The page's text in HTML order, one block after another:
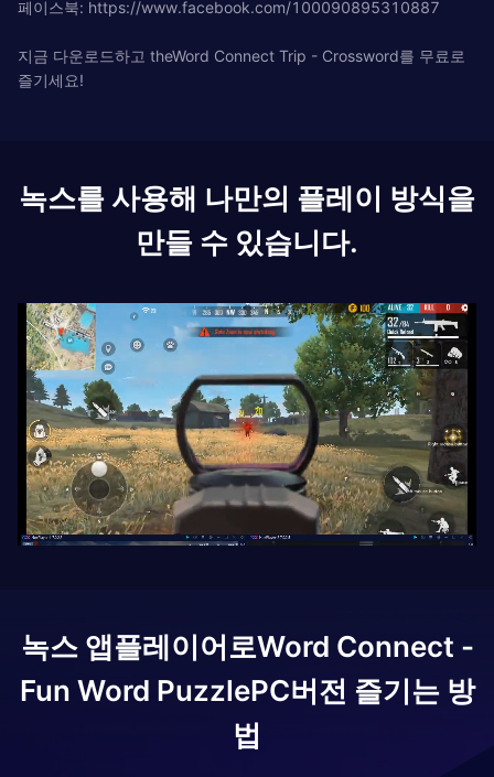
페이스북: https://www.facebook.com/100090895310887
지금 다운로드하고 theWord Connect Trip - Crossword를 무료로
즐기세요!
녹스를 사용해 나만의 플레이 방식을
만들 수 있습니다.
녹스 앱플레이어로Word Connect -
Fun Word PuzzlePC버전 즐기는 방
법